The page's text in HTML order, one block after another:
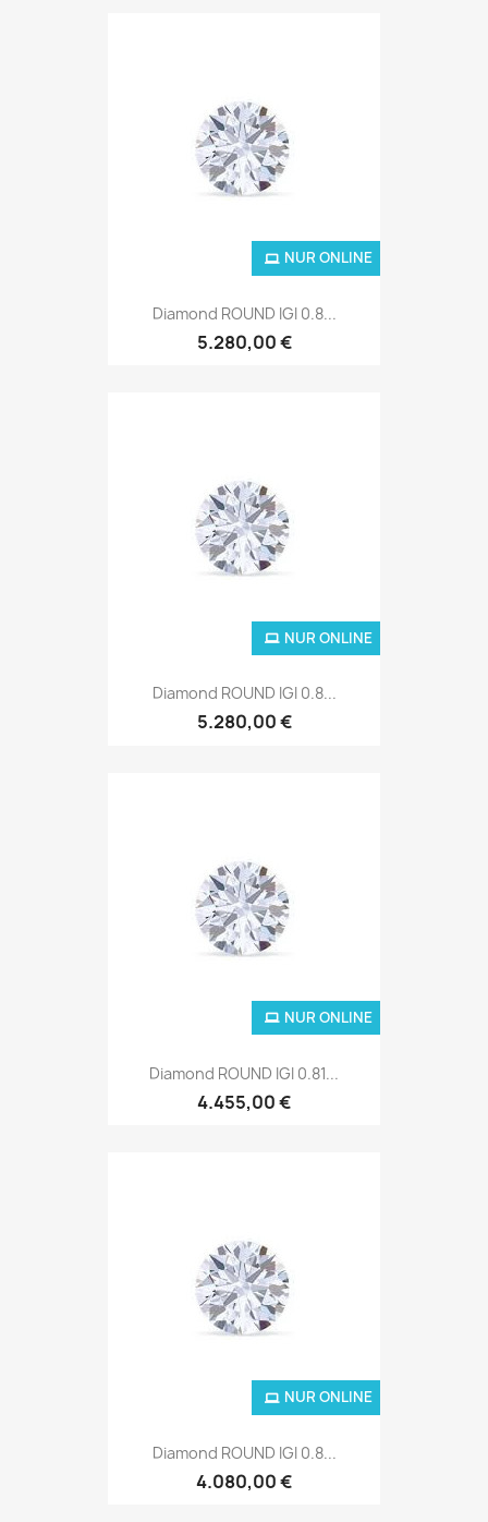
Diamond ROUND IGI 0.8...
5.280,00 €
NUR ONLINE
Diamond ROUND IGI 0.8...
5.280,00 €
NUR ONLINE
Diamond ROUND IGI 0.81...
4.455,00 €
NUR ONLINE
Diamond ROUND IGI 0.8...
4.080,00 €
NUR ONLINE